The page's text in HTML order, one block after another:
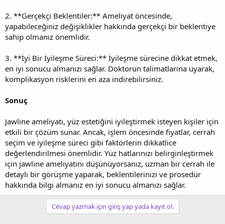
2. **Gerçekçi Beklentiler:** Ameliyat öncesinde,
yapabileceğiniz değişiklikler hakkında gerçekçi bir beklentiye
sahip olmanız önemlidir.
3. **İyi Bir İyileşme Süreci:** İyileşme sürecine dikkat etmek,
en iyi sonucu almanızı sağlar. Doktorun talimatlarına uyarak,
komplikasyon risklerini en aza indirebilirsiniz.
Sonuç
Jawline ameliyatı, yüz estetiğini iyileştirmek isteyen kişiler için
etkili bir çözüm sunar. Ancak, işlem öncesinde fiyatlar, cerrah
seçim ve iyileşme süreci gibi faktörlerin dikkatlice
değerlendirilmesi önemlidir. Yüz hatlarınızı belirginleştirmek
için jawline ameliyatını düşünüyorsanız, uzman bir cerrah ile
detaylı bir görüşme yaparak, beklentilerinizi ve prosedür
hakkında bilgi almanız en iyi sonucu almanızı sağlar.
Cevap yazmak için giriş yap yada kayıt ol.